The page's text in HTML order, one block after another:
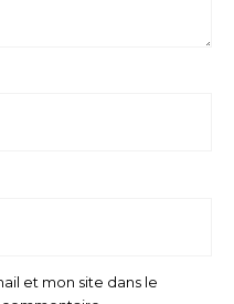
et mon site dans le